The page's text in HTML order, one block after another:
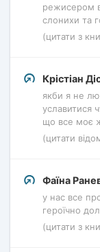
режисером
слонихи та
(цитати з
Крістіан
якби я не
уславитися
що все моє
(цитати
Фаїна
у нас все
героїчно
(цитати з